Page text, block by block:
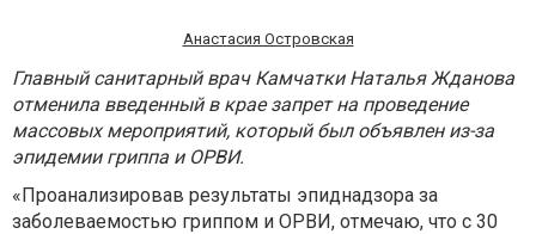
Анастасия Островская
Главный санитарный врач Камчатки Наталья Жданова
отменила введенный в крае запрет на проведение
массовых мероприятий, который был объявлен из-за
эпидемии гриппа и ОРВИ.
«Проанализировав результаты эпиднадзора за
заболеваемостью гриппом и ОРВИ, отмечаю, что с 30